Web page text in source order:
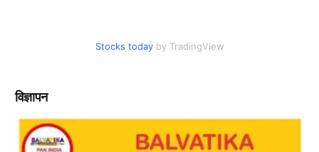
Stocks today by TradingView
विज्ञापन